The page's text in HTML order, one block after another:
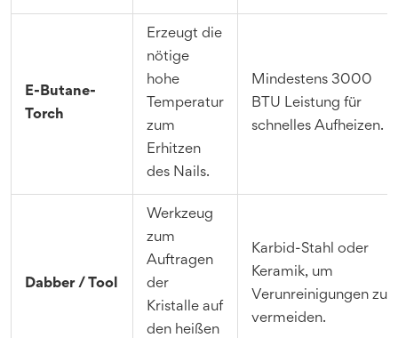
E-Butane-
Torch
Erzeugt die
nötige
hohe
Temperatur
zum
Erhitzen
des Nails.
Mindestens 3000
BTU Leistung für
schnelles Aufheizen.
Dabber / Tool
Werkzeug
zum
Auftragen
der
Kristalle auf
den heißen
Karbid-Stahl oder
Keramik, um
Verunreinigungen zu
vermeiden.